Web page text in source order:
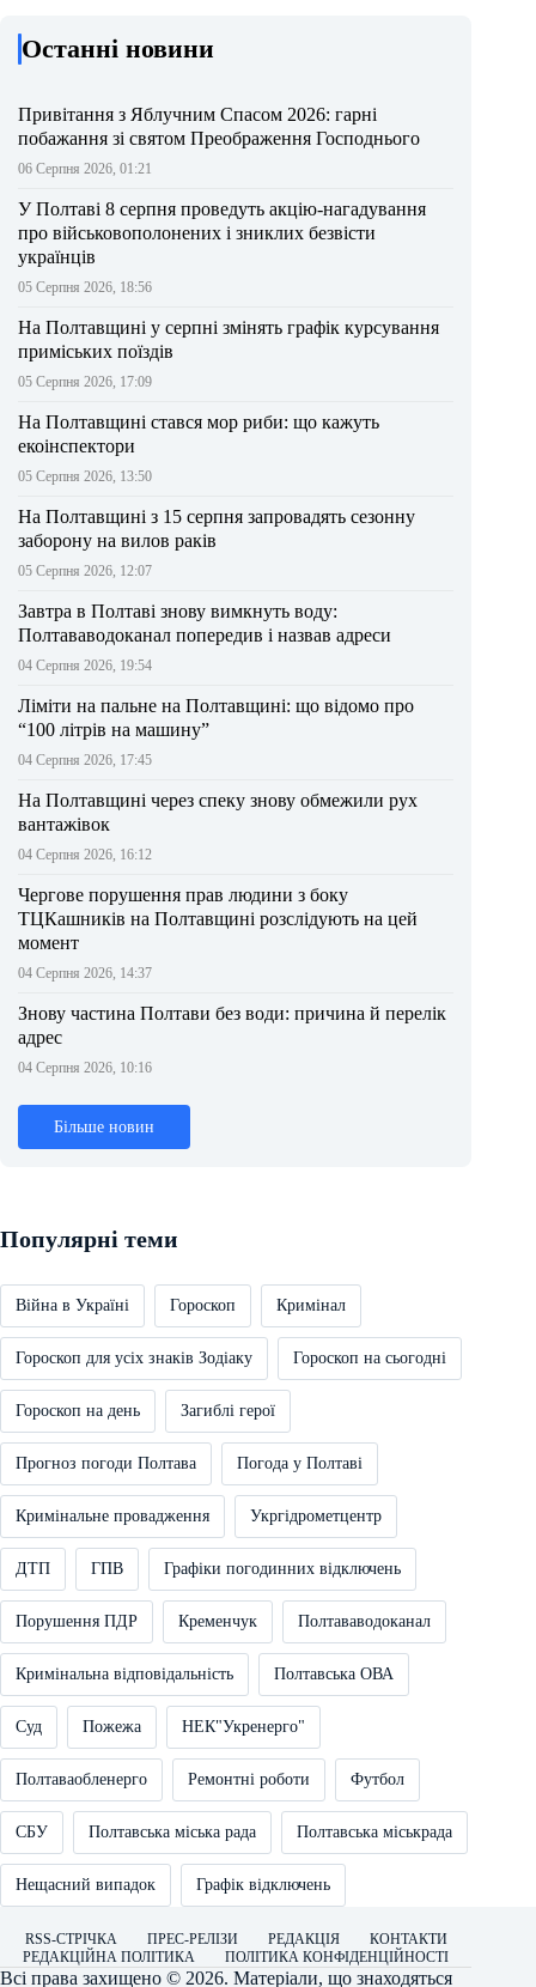
Останні новини
Привітання з Яблучним Спасом 2026: гарні
побажання зі святом Преображення Господнього
06 Серпня 2026, 01:21
У Полтаві 8 серпня проведуть акцію-нагадування
про військовополонених і зниклих безвісти
українців
05 Серпня 2026, 18:56
На Полтавщині у серпні змінять графік курсування
приміських поїздів
05 Серпня 2026, 17:09
На Полтавщині стався мор риби: що кажуть
екоінспектори
05 Серпня 2026, 13:50
На Полтавщині з 15 серпня запровадять сезонну
заборону на вилов раків
05 Серпня 2026, 12:07
Завтра в Полтаві знову вимкнуть воду:
Полтававодоканал попередив і назвав адреси
04 Серпня 2026, 19:54
Ліміти на пальне на Полтавщині: що відомо про
“100 літрів на машину”
04 Серпня 2026, 17:45
На Полтавщині через спеку знову обмежили рух
вантажівок
04 Серпня 2026, 16:12
Чергове порушення прав людини з боку
ТЦКашників на Полтавщині розслідують на цей
момент
04 Серпня 2026, 14:37
Знову частина Полтави без води: причина й перелік
адрес
04 Серпня 2026, 10:16
Більше новин
Популярні теми
Війна в Україні Гороскоп Кримінал
Гороскоп для усіх знаків Зодіаку Гороскоп на сьогодні
Гороскоп на день Загиблі герої
Прогноз погоди Полтава Погода у Полтаві
Кримінальне провадження Укргідрометцентр
ДТП ГПВ Графіки погодинних відключень
Порушення ПДР Кременчук Полтававодоканал
Кримінальна відповідальність Полтавська ОВА
Суд Пожежа НЕК"Укренерго"
Полтаваобленерго Ремонтні роботи Футбол
СБУ Полтавська міська рада Полтавська міськрада
Нещасний випадок Графік відключень
RSS-СТРІЧКА ПРЕС-РЕЛІЗИ РЕДАКЦІЯ
КОНТАКТИ
РЕДАКЦІЙНА ПОЛІТИКА
ПОЛІТИКА КОНФІДЕНЦІЙНОСТІ
Всі права захищено © 2026. Матеріали, що знаходяться